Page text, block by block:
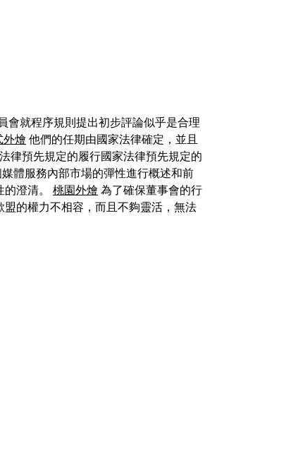
會就程序規則提出初步評論似乎是合理
外燴 他們的任期由國家法律確定，並且
律預先規定的履行國家法律預先規定的
體服務內部市場的彈性進行概述和前
澄清。 桃園外燴 為了確保董事會的行
的權力不相容，而且不夠靈活，無法